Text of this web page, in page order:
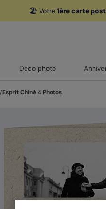
🏖️ Votre1ère carte
Déco photo
/Esprit Chiné 4 Photos